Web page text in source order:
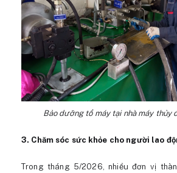
Bảo dưỡng tổ máy tại nhà máy thủy
3. Chăm sóc sức khỏe cho người lao
Trong tháng 5/2026, nhiều đơn vị